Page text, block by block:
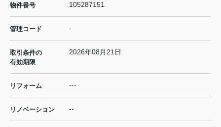
物件番号 105287151
管理コード -
取引条件の
有効期限
2026年08月21日
リフォーム ---
リノベーション --